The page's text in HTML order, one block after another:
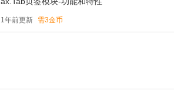
1年前更新 需3金币